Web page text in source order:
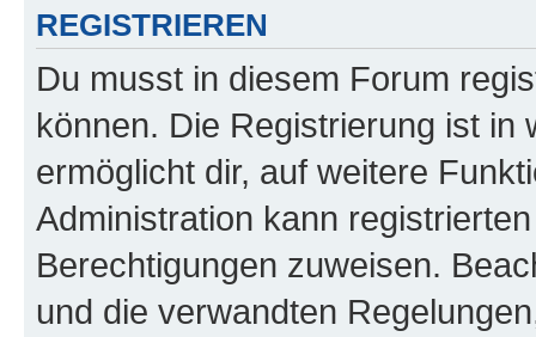
REGISTRIEREN
Du musst in diesem Forum
können. Die Registrierung ist in
ermöglicht dir, auf weitere
Administration kann
Berechtigungen zuweisen.
und die verwandten